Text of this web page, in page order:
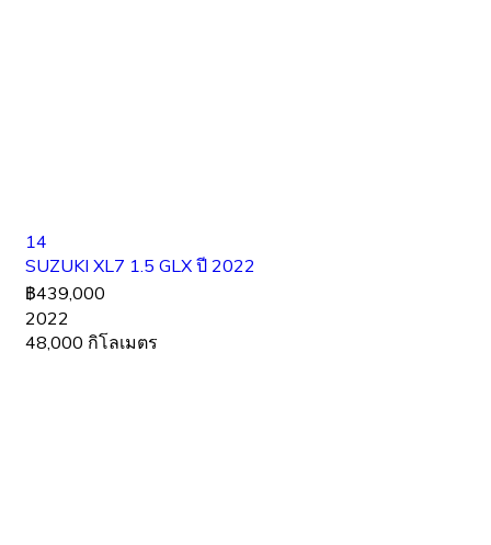
14
SUZUKI XL7 1.5 GLX ปี 2022
฿439,000
2022
48,000 กิโลเมตร